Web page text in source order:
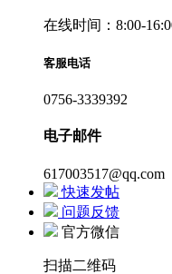
在线时间：8:00-
客服电话
0756-3339392
电子邮件
617003517@qq.com
快速发帖
问题反馈
官方微信
扫描二维码